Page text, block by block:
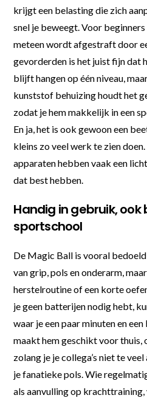
krijgt een belasting die zich
snel je beweegt. Voor
meteen wordt afgestraft door
gevorderden is het juist fijn dat
blijft hangen op één niveau,
kunststof behuizing houdt het
zodat je hem makkelijk in een
En ja, het is ook gewoon een
kleins zo veel werk te zien
apparaten hebben vaak een
dat best hebben.
Handig in gebruik, ook
sportschool
De Magic Ball is vooral
van grip, pols en onderarm,
herstelroutine of een korte
je geen batterijen nodig hebt,
waar je een paar minuten en
maakt hem geschikt voor
zolang je je collega’s niet te
je fanatieke pols. Wie
als aanvulling op